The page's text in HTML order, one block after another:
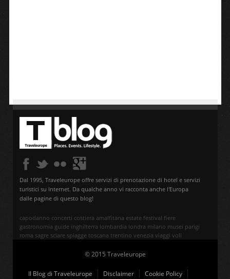
Dal 1995, Traveleurope offre servizi di prenotazione di hotel e servizi
turistici su Internet. Da qualche anno vi racconta anche l'Europa
dalle pagine di questo blog!
capodanno concerti costiera amalfitana estate festival fiere
gastronomia guide inghilterra lombardia londra milano musei parigi
roma sagre sciare spiagge toscana trentino venezia viaggi voli
© 2015 Traveleurope
Il Blog di Traveleurope Disclaimer
Cookie Policy